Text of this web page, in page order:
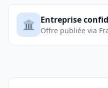
🏛️ Entreprise
Offre publiée via